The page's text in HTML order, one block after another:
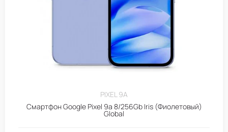
PIXEL 9A
Смартфон Google Pixel 9a 8/256Gb Iris (Фиолетовый)
Global